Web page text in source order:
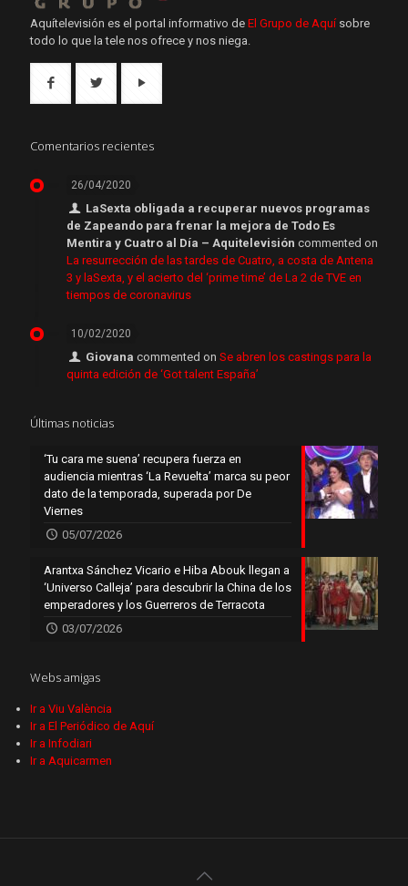
Aquítelevisión es el portal informativo de El Grupo de Aquí sobre
todo lo que la tele nos ofrece y nos niega.
Comentarios recientes
26/04/2020
LaSexta obligada a recuperar nuevos programas
de Zapeando para frenar la mejora de Todo Es
Mentira y Cuatro al Día – Aquitelevisión commented on
La resurrección de las tardes de Cuatro, a costa de Antena
3 y laSexta, y el acierto del ‘prime time’ de La 2 de TVE en
tiempos de coronavirus
10/02/2020
Giovana commented onSe abren los castings para la
quinta edición de ‘Got talent España’
Últimas noticias
‘Tu cara me suena’ recupera fuerza en
audiencia mientras ‘La Revuelta’ marca su peor
dato de la temporada, superada por De
Viernes
05/07/2026
Arantxa Sánchez Vicario e Hiba Abouk llegan a
‘Universo Calleja’ para descubrir la China de los
emperadores y los Guerreros de Terracota
03/07/2026
Webs amigas
Ir a Viu València
Ir a El Periódico de Aquí
Ir a Infodiari
Ir a Aquicarmen